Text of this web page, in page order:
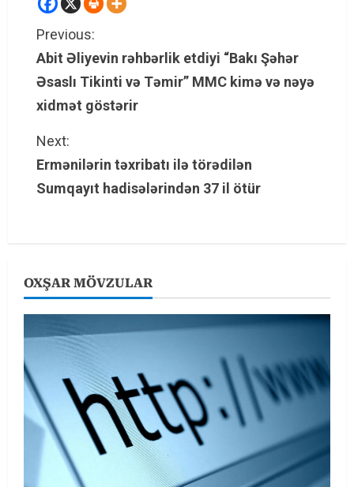
C
o
n
t
i
R
e
d
i
Previous:
Abit Əliyevin rəhbərlik etdiyi “Bakı Şəhər
Əsaslı Tikinti və Təmir” MMC kimə və nəyə
xidmət göstərir
Next:
Ermənilərin təxribatı ilə törədilən
Sumqayıt hadisələrindən 37 il ötür
OXŞAR MÖVZULAR